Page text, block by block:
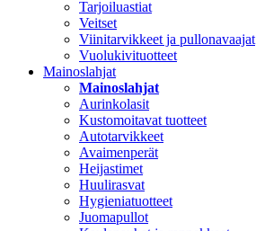
Tarjoiluastiat
Veitset
Viinitarvikkeet ja pullonavaajat
Vuolukivituotteet
Mainoslahjat
Mainoslahjat
Aurinkolasit
Kustomoitavat tuotteet
Autotarvikkeet
Avaimenperät
Heijastimet
Huulirasvat
Hygieniatuotteet
Juomapullot